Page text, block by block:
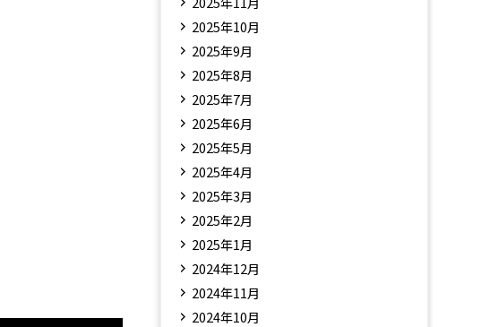
2025年10月
2025年9月
2025年8月
2025年7月
2025年6月
2025年5月
2025年4月
2025年3月
2025年2月
2025年1月
2024年12月
2024年11月
2024年10月